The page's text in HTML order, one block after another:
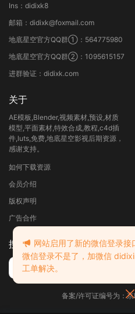
Ins：didixk8
邮箱：didixk@foxmail.com
地底星空官方QQ群①：564775980
地底星空官方QQ群②：1095615157
进群验证：didixk.com
关于
AE模板,Blender,视频素材,预设,材质
模型,平面素材,特效合成,教程,c4d插
件,luts,免费,地底星空影视后期资源，
感谢支持。
如何下载资源
会员介绍
版权声明
广告合作
搜索
备案/许可证编号为：
网站启用了新的微信登录
微信登录不是了，加微信
工单解决。